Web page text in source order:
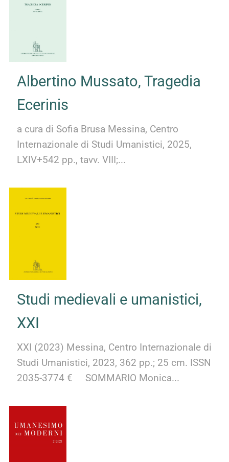
Albertino Mussato, Tragedia
Ecerinis
a cura di Sofia Brusa Messina, Centro
Internazionale di Studi Umanistici, 2025,
LXIV+542 pp., tavv. VIII;...
Studi medievali e umanistici,
XXI
XXI (2023) Messina, Centro Internazionale di
Studi Umanistici, 2023, 362 pp.; 25 cm. ISSN
2035-3774 € SOMMARIO Monica...